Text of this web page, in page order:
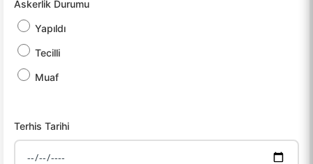
Askerlik Durumu
Yapıldı
Tecilli
Muaf
Terhis Tarihi